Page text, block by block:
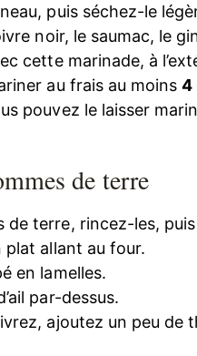
puis séchez-le
noir, le saumac, le
cette marinade, à
au frais au moins 4
pouvez le laisser
de terre
de terre, rincez-les,
plat allant au four.
en lamelles.
par-dessus.
ajoutez un peu de